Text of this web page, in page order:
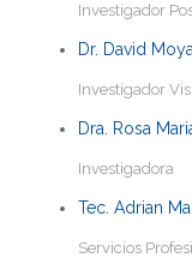
Investigador
Dr. David
Investigador
Dra. Rosa
Investigadora
Tec. Adrian
Servicios